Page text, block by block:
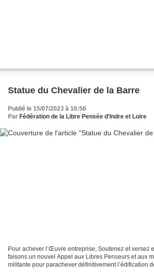
Statue du Chevalier de la Barre
Publié le 15/07/2023 à 16:56
Par Fédération de la Libre Pensée d'Indre et Loire
Pour achever l’Œuvre entreprise, Soutenez et versez
faisons un nouvel Appel aux Libres Penseurs et aux
militante pour parachever définitivement l’édification